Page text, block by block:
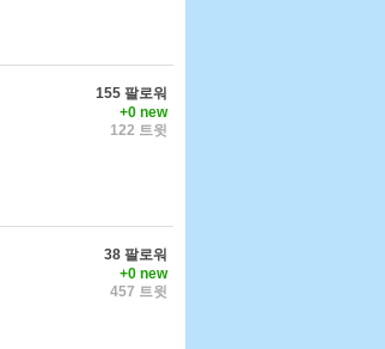
155 팔로워
+0 new
122 트윗
38 팔로워
+0 new
457 트윗